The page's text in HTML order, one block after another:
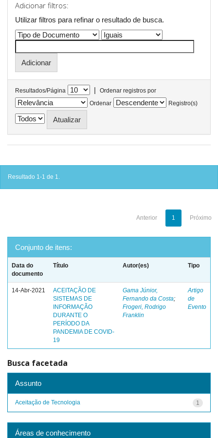
Adicionar filtros:
Utilizar filtros para refinar o resultado de busca.
Resultados/Página |
Ordenar registros por
Ordenar
Registro(s)
Resultado 1-1 de 1.
Anterior 1 Próximo
Conjunto de itens:
Data do
documento
Título Autor(es) Tipo
14-Abr-2021
ACEITAÇÃO DE
SISTEMAS DE
INFORMAÇÃO
DURANTE O
PERÍODO DA
PANDEMIA DE COVID-
19
Gama Júnior,
Fernando da Costa;
Frogeri, Rodrigo
Franklin
Artigo
de
Evento
Busca facetada
Assunto
1
Aceitação de Tecnologia
Áreas de conhecimento